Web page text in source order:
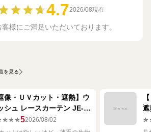
4.72026/08現在
様にご満足いただいております。
を見る
像・ＵＶカット・遮熱】ウ
シュ レースカーテン JE-
シルバー
52026/08/02
【
遮熱
ー